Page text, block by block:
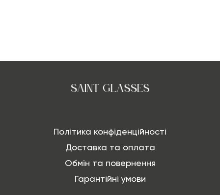
Політика конфіденційності
Доставка та оплата
Обмін та повернення
Гарантійні умови